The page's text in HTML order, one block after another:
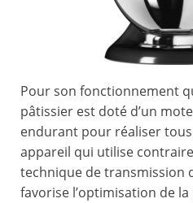
Pour son fonctionnement
pâtissier est doté d’un
endurant pour réaliser tous
appareil qui utilise
technique de transmission
favorise l’optimisation de